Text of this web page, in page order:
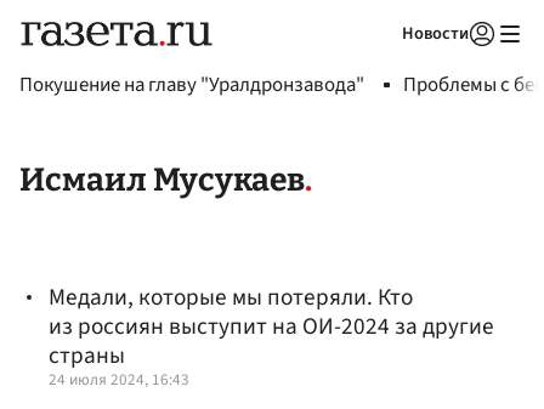
Новости
Покушение на главу "Уралдронзавода" Проблемы с
Исмаил Мусукаев
Медали, которые мы потеряли. Кто
из россиян выступит на ОИ-2024 за другие
страны
24 июля 2024, 16:43